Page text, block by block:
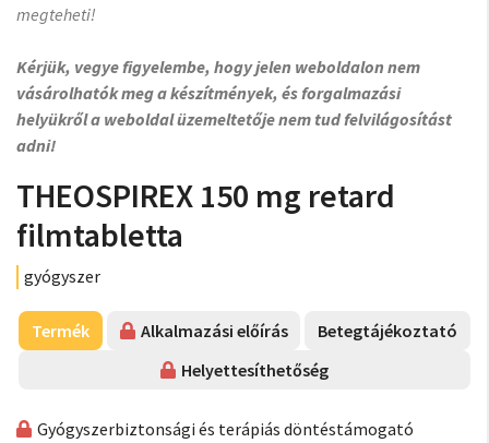
megteheti!
Kérjük, vegye figyelembe, hogy jelen weboldalon nem
vásárolhatók meg a készítmények, és forgalmazási
helyükről a weboldal üzemeltetője nem tud felvilágosítást
adni!
THEOSPIREX 150 mg retard
filmtabletta
gyógyszer
Termék Alkalmazási előírás
Betegtájékoztató
Helyettesíthetőség
Gyógyszerbiztonsági és terápiás döntéstámogató